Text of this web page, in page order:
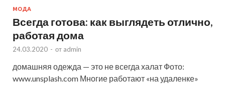
МОДА
Всегда готова: как выглядеть отлично,
работая дома
24.03.2020 - от admin
домашняя одежда — это не всегда халат Фото:
www.unsplash.com Многие работают «на удаленке»